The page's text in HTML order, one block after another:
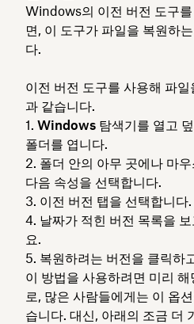
Windows의 이전 버전 도구
면, 이 도구가 파일을 복원하
다.
이전 버전 도구를 사용해 파
과 같습니다.
Windows 탐색기를 열고
폴더를 엽니다.
폴더 안의 아무 곳에나 마
다음 속성을 선택합니다.
이전 버전 탭을 선택합니다.
날짜가 적힌 버전 목록을
요.
복원하려는 버전을 클릭하
이 방법을 사용하려면 미리
로, 많은 사람들에게는 이 옵
습니다. 대신, 아래의 조금 더